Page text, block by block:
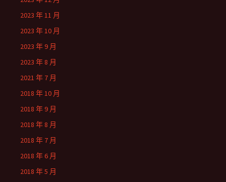
2023 年 11 月
2023 年 10 月
2023 年 9 月
2023 年 8 月
2021 年 7 月
2018 年 10 月
2018 年 9 月
2018 年 8 月
2018 年 7 月
2018 年 6 月
2018 年 5 月